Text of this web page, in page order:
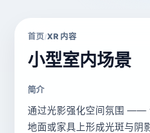
首页/XR 内容
小型室内场景
简介
通过光影强化空间氛围 ——
地面或家具上形成光斑与阴